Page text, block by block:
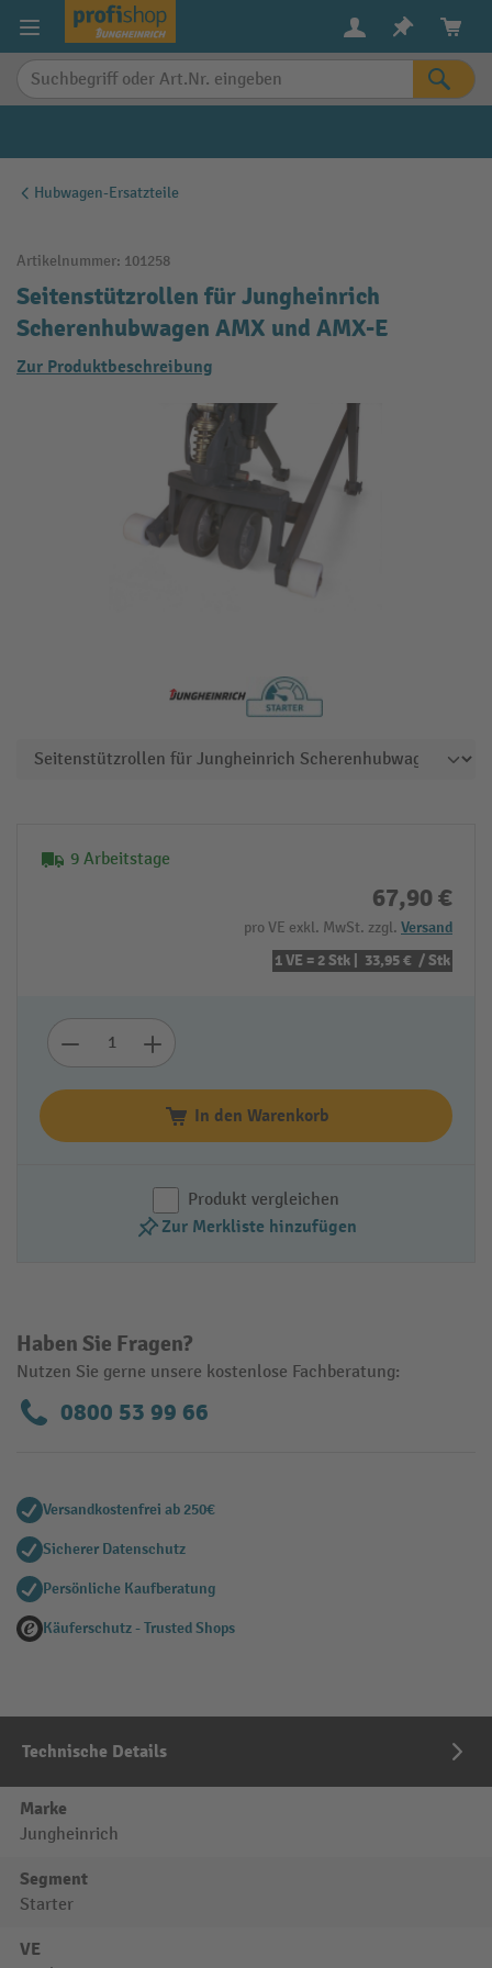
springen
Hubwagen-Ersatzteile
Artikelnummer: 101258
Seitenstützrollen für Jungheinrich
Scherenhubwagen AMX und AMX-E
Zur Produktbeschreibung
9 Arbeitstage
67,90 €
pro VE exkl. MwSt. zzgl. Versand
1 VE = 2 Stk | 33,95 € / Stk
In den Warenkorb
Produkt vergleichen
Zur Merkliste hinzufügen
Haben Sie Fragen?
Nutzen Sie gerne unsere kostenlose Fachberatung:
0800 53 99 66
Versandkostenfrei ab 250€
Sicherer Datenschutz
Persönliche Kaufberatung
Käuferschutz - Trusted Shops
Technische Details
Marke
Jungheinrich
Segment
Starter
VE